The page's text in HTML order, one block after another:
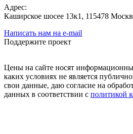
Адрес:
Каширское шосее 13к1, 115478
Написать нам на e-mail
Поддержите проект
Цены на сайте носят
каких условиях не является
свои данные, даю согласие на
данных в соответствии с политикой